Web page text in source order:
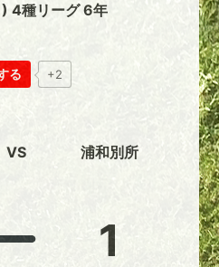
4種リーグ 6年
る +2
VS 浦和別所
1